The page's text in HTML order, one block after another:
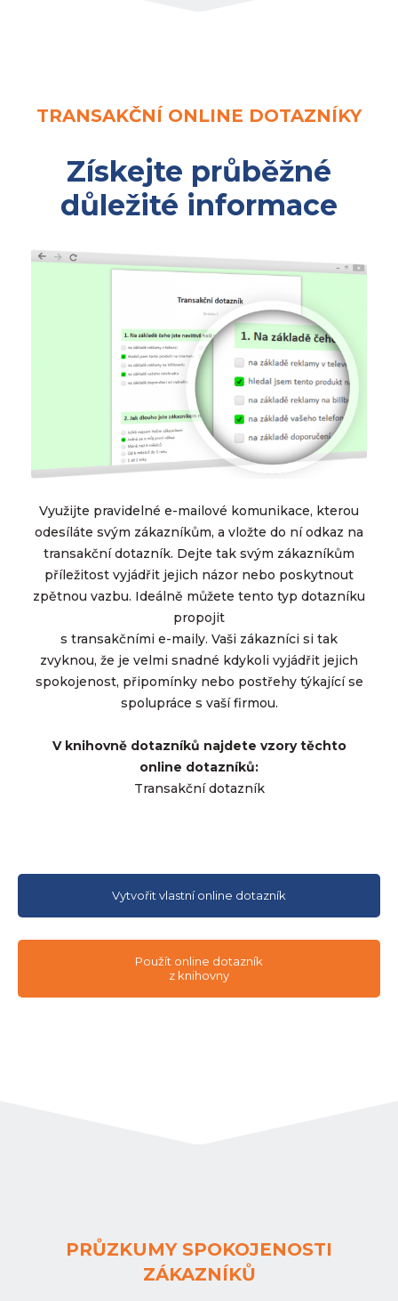
TRANSAKČNÍ ONLINE DOTAZNÍKY
Získejte průběžné
důležité informace
Využijte pravidelné e-mailové komunikace, kterou
odesíláte svým zákazníkům, a vložte do ní odkaz na
transakční dotazník. Dejte tak svým zákazníkům
příležitost vyjádřit jejich názor nebo poskytnout
zpětnou vazbu. Ideálně můžete tento typ dotazníku
propojit
s transakčními e-maily. Vaši zákazníci si tak
zvyknou, že je velmi snadné kdykoli vyjádřit jejich
spokojenost, připomínky nebo postřehy týkající se
spolupráce s vaší firmou.
V knihovně dotazníků najdete vzory těchto
online dotazníků:
Transakční dotazník
Vytvořit vlastní online dotazník
Použít online dotazník
z knihovny
PRŮZKUMY SPOKOJENOSTI
ZÁKAZNÍKŮ